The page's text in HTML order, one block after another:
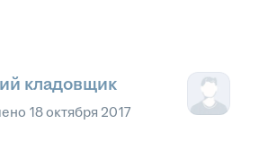
кладовщик
18 октября 2017